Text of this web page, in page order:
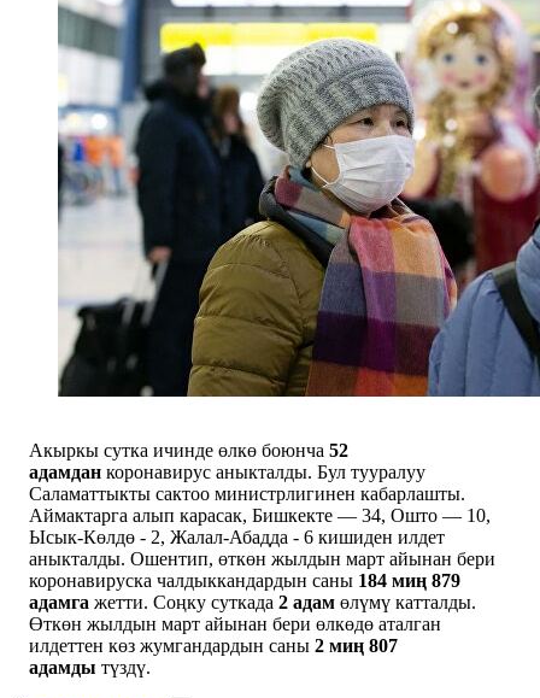
Акыркы сутка ичинде өлкө боюнча 52
адамдан коронавирус аныкталды. Бул тууралуу
Саламаттыкты сактоо министрлигинен кабарлашты.
Аймактарга алып карасак, Бишкекте — 34, Ошто — 10,
Ысык-Көлдө - 2, Жалал-Абадда - 6 кишиден илдет
аныкталды. Ошентип, өткөн жылдын март айынан бери
коронавируска чалдыккандардын саны 184 миң 879
адамга жетти. Соңку суткада 2 адам өлүмү катталды.
Өткөн жылдын март айынан бери өлкөдө аталган
илдеттен көз жумгандардын саны 2 миң 807
адамды түздү.